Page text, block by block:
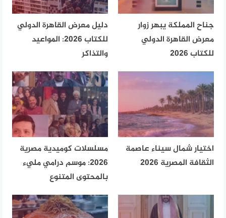
جناح المملكة يبهر زوار
معرض القاهرة الدولي
للكتاب 2026
دليل معرض القاهرة الدولي
للكتاب 2026: المواعيد
والتذاكر
اختيار شمال سيناء عاصمة
الثقافة المصرية 2026
مسلسلات كوميدية مصرية
2026: موسم درامي مليء
بالمحتوى المتنوع